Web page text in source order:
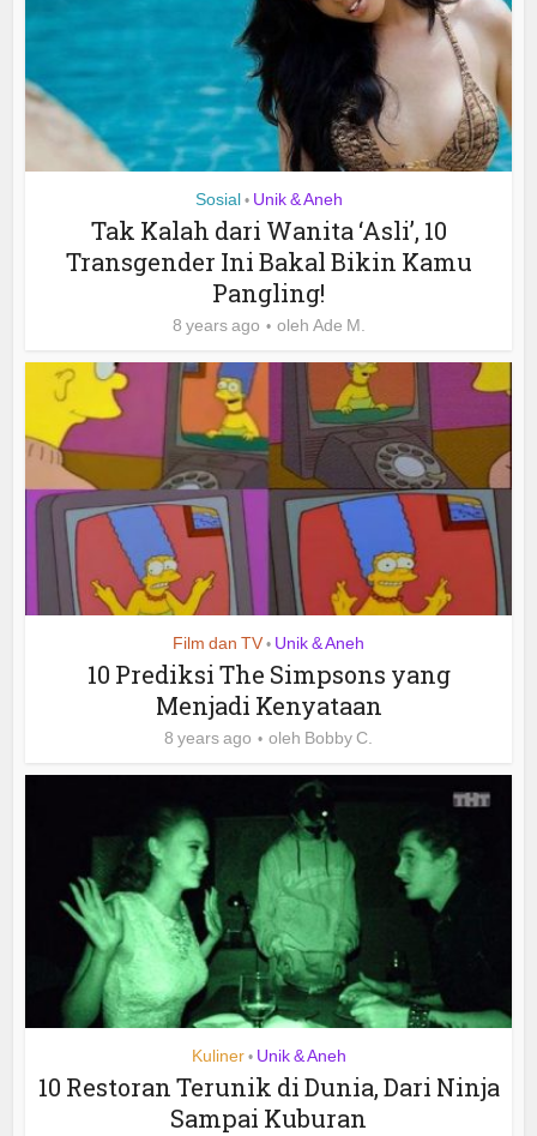
Sosial • Unik & Aneh
Tak Kalah dari Wanita ‘Asli’, 10
Transgender Ini Bakal Bikin Kamu
Pangling!
8 years ago oleh Ade M.
Film dan TV • Unik & Aneh
10 Prediksi The Simpsons yang
Menjadi Kenyataan
8 years ago oleh Bobby C.
Kuliner • Unik & Aneh
10 Restoran Terunik di Dunia, Dari Ninja
Sampai Kuburan